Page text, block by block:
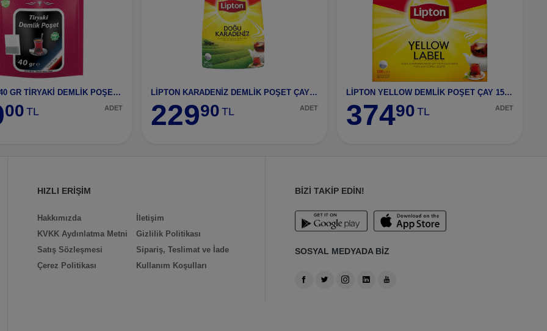
KARALİ 25*40 GR TİRYAKİ DEMLİK POŞET ÇAY
00 TL ADET
LİPTON KARADENİZ DEMLİK POŞET ÇAY 120 Lİ
22990 TL ADET
LİPTON YELLOW DEMLİK POŞET ÇAY 150 Lİ
37490 TL ADET
HIZLI ERİŞİM
Hakkımızda
KVKK Aydınlatma Metni
Satış Sözleşmesi
Çerez Politikası
İletişim
Gizlilik Politikası
Sipariş, Teslimat ve İade
Kullanım Koşulları
BİZİ TAKİP EDİN!
SOSYAL MEDYADA BİZ